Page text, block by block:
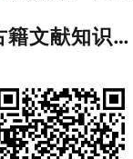
古籍文献知识图谱网